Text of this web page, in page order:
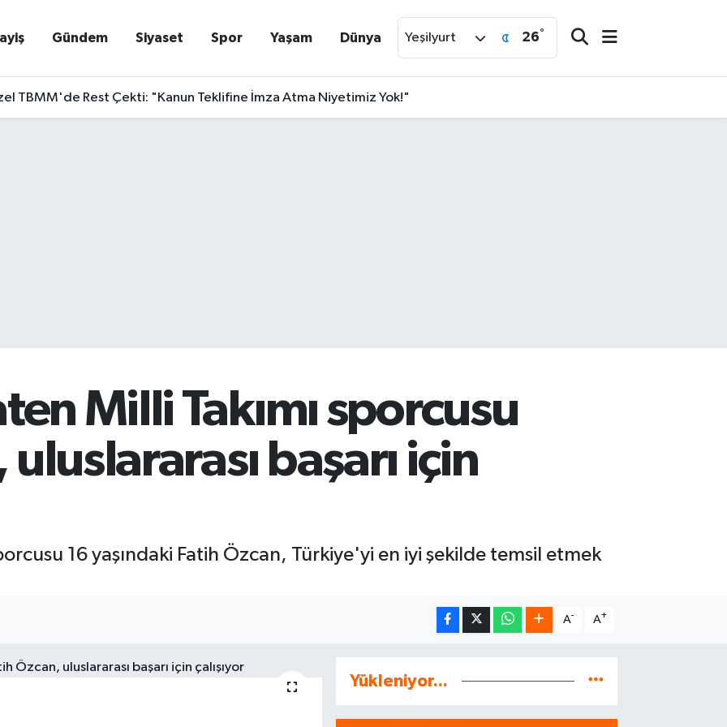
Gündem Siyaset Spor Yaşam Dünya Yeşilyurt 26°
TBMM'de Rest Çekti: "Kanun Teklifine İmza Atma Niyetimiz Yok!"
Milli Takımı sporcusu
uluslararası başarı için
16 yaşındaki Fatih Özcan, Türkiye'yi en iyi şekilde temsil etmek
A- A+
Yükleniyor...